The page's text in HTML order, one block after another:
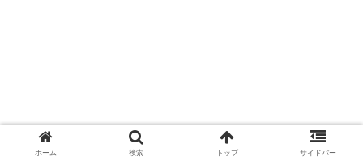
ホーム 検索 トップ サイドバー